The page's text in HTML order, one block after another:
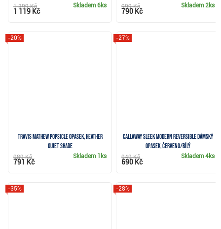
Skladem6ks
1 399 Kč
1 119 Kč
Skladem 2ks
999 Kč
790 Kč
Travis Mathew POPSICLE opasek, heather
quiet shade
-20%
Skladem 1ks
989 Kč
791 Kč
Callaway Sleek Modern Reversible dámský
opasek, červeno/bílý
-27%
Skladem4ks
949 Kč
690 Kč
-35% -28%